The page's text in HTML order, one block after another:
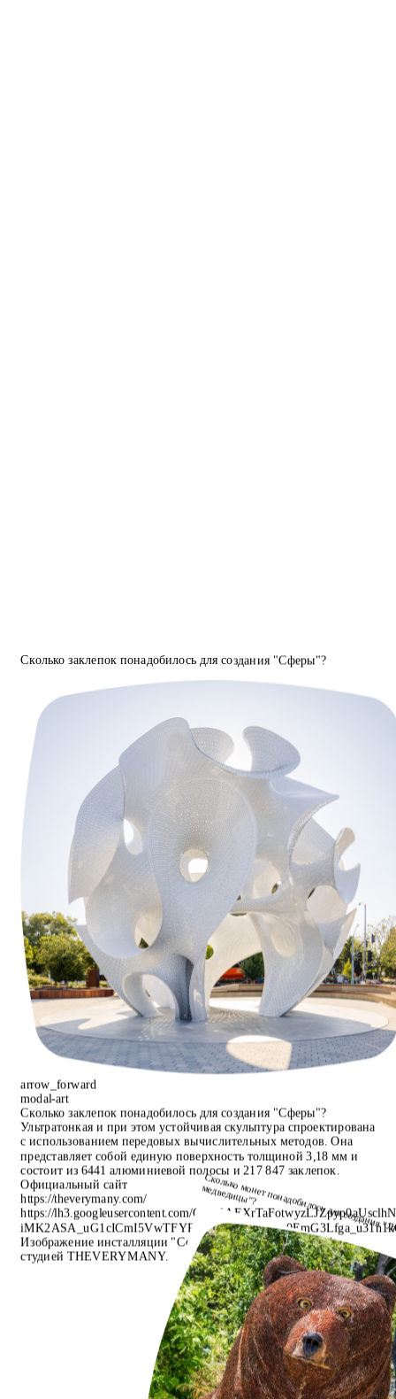
Сколько заклепок понадобилось для создания "Сферы"?
arrow_forward
modal-art
Сколько заклепок понадобилось для создания "Сферы"?
Ультратонкая и при этом устойчивая скульптура спроектирована
с использованием передовых вычислительных методов. Она
представляет собой единую поверхность толщиной 3,18 мм и
состоит из 6441 алюминиевой полосы и 217 847 заклепок.
Официальный сайт
https://theverymany.com/
https://lh3.googleusercontent.com/
Изображение инсталляции "Сфера" (The Orb), созданной
студией THEVERYMANY.
Сколько монет понадобилось
медведицы"?